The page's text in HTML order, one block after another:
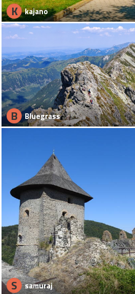
K kajano
B Bluegrass
S samuraj